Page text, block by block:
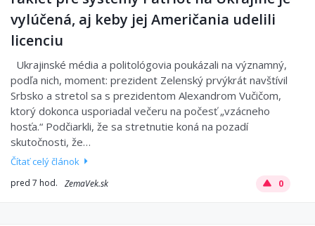
vylúčená, aj keby jej Američania udelili
licenciu
Ukrajinské média a politológovia poukázali na významný,
podľa nich, moment: prezident Zelenský prvýkrát navštívil
Srbsko a stretol sa s prezidentom Alexandrom Vučičom,
ktorý dokonca usporiadal večeru na počesť „vzácneho
hosťa.“ Podčiarkli, že sa stretnutie koná na pozadí
skutočnosti, že…
Čítať celý článok
pred 7 hod. ZemaVek.sk 0